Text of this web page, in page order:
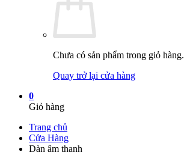
Chưa có sản phẩm trong giỏ hàng.
Quay trở lại cửa hàng
0
Giỏ hàng
Trang chủ
Cửa Hàng
Dàn âm thanh